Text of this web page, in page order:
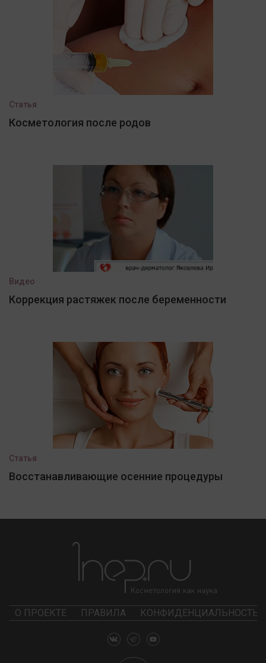
Статья
Косметология после родов
Видео
Коррекция растяжек после беременности
Статья
Восстанавливающие осенние процедуры
О ПРОЕКТЕ ПРАВИЛА КОНФИДЕНЦИАЛЬНОСТЬ